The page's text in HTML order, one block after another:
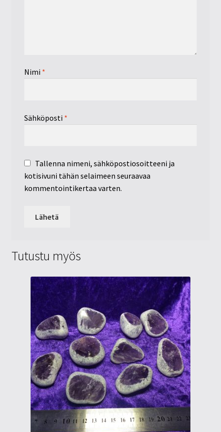
Nimi *
Sähköposti *
Tallenna nimeni, sähköpostiosoitteeni ja
kotisivuni tähän selaimeen seuraavaa
kommentointikertaa varten.
Tutustu myös